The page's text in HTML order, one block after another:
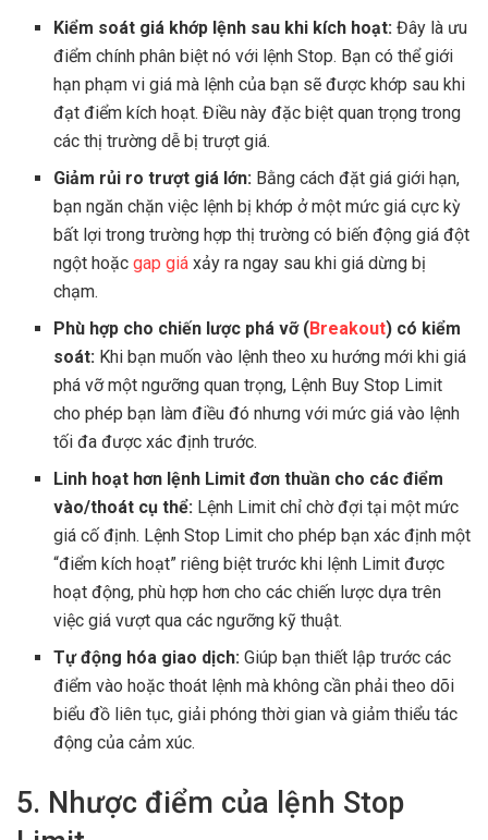
Kiểm soát giá khớp lệnh sau khi kích hoạt: Đây là ưu
điểm chính phân biệt nó với lệnh Stop. Bạn có thể giới
hạn phạm vi giá mà lệnh của bạn sẽ được khớp sau khi
đạt điểm kích hoạt. Điều này đặc biệt quan trọng trong
các thị trường dễ bị trượt giá.
Giảm rủi ro trượt giá lớn: Bằng cách đặt giá giới hạn,
bạn ngăn chặn việc lệnh bị khớp ở một mức giá cực kỳ
bất lợi trong trường hợp thị trường có biến động giá đột
ngột hoặcgap giá xảy ra ngay sau khi giá dừng bị
chạm.
Phù hợp cho chiến lược phá vỡ (Breakout) có kiểm
soát: Khi bạn muốn vào lệnh theo xu hướng mới khi giá
phá vỡ một ngưỡng quan trọng, Lệnh Buy Stop Limit
cho phép bạn làm điều đó nhưng với mức giá vào lệnh
tối đa được xác định trước.
Linh hoạt hơn lệnh Limit đơn thuần cho các điểm
vào/thoát cụ thể: Lệnh Limit chỉ chờ đợi tại một mức
giá cố định. Lệnh Stop Limit cho phép bạn xác định một
“điểm kích hoạt” riêng biệt trước khi lệnh Limit được
hoạt động, phù hợp hơn cho các chiến lược dựa trên
việc giá vượt qua các ngưỡng kỹ thuật.
Tự động hóa giao dịch: Giúp bạn thiết lập trước các
điểm vào hoặc thoát lệnh mà không cần phải theo dõi
biểu đồ liên tục, giải phóng thời gian và giảm thiểu tác
động của cảm xúc.
5. Nhược điểm của lệnh Stop